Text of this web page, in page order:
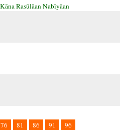
Rasūlāan Nabīyāan
76 81 86 91 96